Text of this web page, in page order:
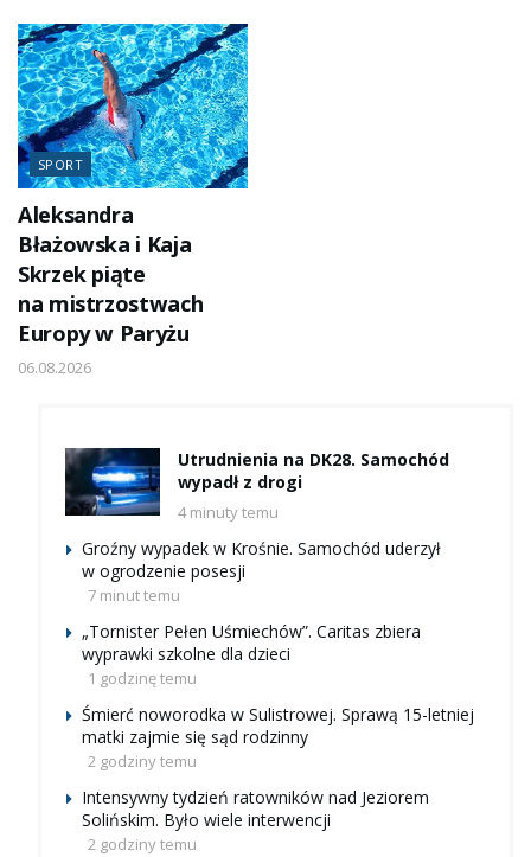
SPORT
Aleksandra
Błażowska i Kaja
Skrzek piąte
na mistrzostwach
Europy w Paryżu
06.08.2026
Utrudnienia na DK28. Samochód
wypadł z drogi
4 minuty temu
Groźny wypadek w Krośnie. Samochód uderzył
w ogrodzenie posesji
7 minut temu
„Tornister Pełen Uśmiechów”. Caritas zbiera
wyprawki szkolne dla dzieci
1 godzinę temu
Śmierć noworodka w Sulistrowej. Sprawą 15-letniej
matki zajmie się sąd rodzinny
2 godziny temu
Intensywny tydzień ratowników nad Jeziorem
Solińskim. Było wiele interwencji
2 godziny temu